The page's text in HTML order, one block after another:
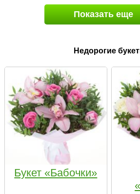
Показать еще
Недорогие
Букет «Бабочки»